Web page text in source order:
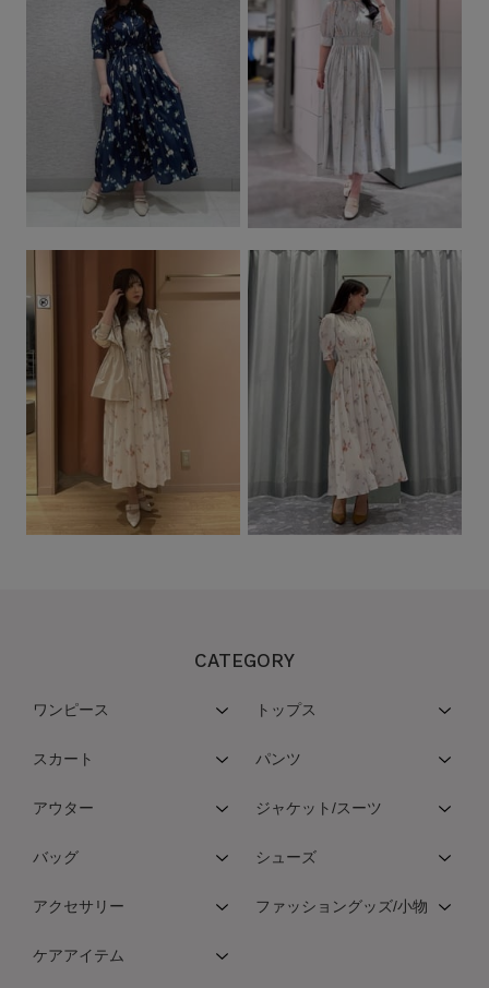
CATEGORY
ワンピース トップス
スカート パンツ
アウター ジャケット/スーツ
バッグ シューズ
アクセサリー ファッショングッズ/小物
ケアアイテム